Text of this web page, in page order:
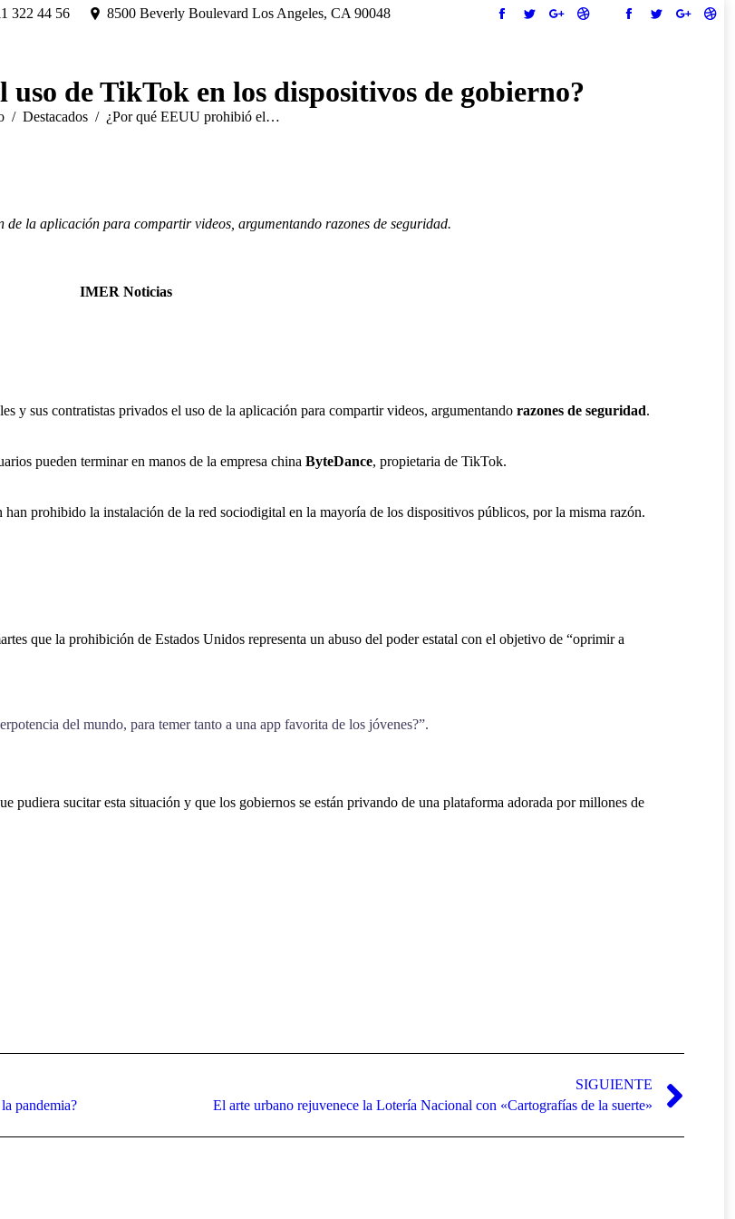
322 44 56 8500 Beverly Boulevard Los Angeles, CA 90048
Facebook
TwitterGoogle+DribbbleFacebook
TwitterGoogle+
de TikTok en los dispositivos de gobierno?
aquí:Destacados ¿Por qué EEUU prohibió el…
la aplicación para compartir videos, argumentando razones de seguridad.
IMER Noticias
y sus contratistas privados el uso de la aplicación para compartir videos, argumentando razones de seguridad.
pueden terminar en manos de la empresa china ByteDance, propietaria de TikTok.
prohibido la instalación de la red sociodigital en la mayoría de los dispositivos públicos, por la misma razón.
que la prohibición de Estados Unidos representa un abuso del poder estatal con el objetivo de “oprimir a
del mundo, para temer tanto a una app favorita de los jóvenes?”.
pudiera sucitar esta situación y que los gobiernos se están privando de una plataforma adorada por millones de
pandemia?
SIGUIENTE
PublicaciónEl arte urbano rejuvenece la Lotería Nacional con «Cartografías de la suerte»
InicioBuscar:Search